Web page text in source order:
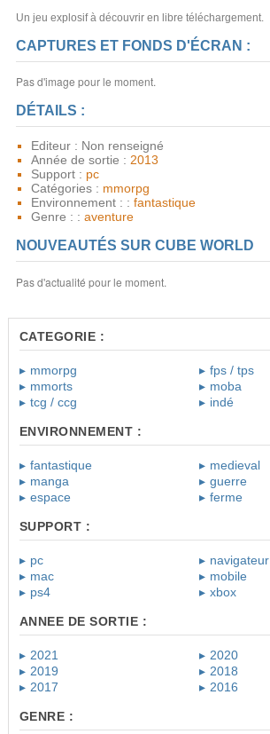
Un jeu explosif à découvrir en libre téléchargement.
CAPTURES ET FONDS D'ÉCRAN :
Pas d'image pour le moment.
DÉTAILS :
Editeur : Non renseigné
Année de sortie : 2013
Support : pc
Catégories : mmorpg
Environnement : : fantastique
Genre : : aventure
NOUVEAUTÉS SUR CUBE WORLD
Pas d'actualité pour le moment.
CATEGORIE :
mmorpg
fps / tps
mmorts
moba
tcg / ccg
indé
ENVIRONNEMENT :
fantastique
medieval
manga
guerre
espace
ferme
SUPPORT :
pc
navigateur
mac
mobile
ps4
xbox
ANNEE DE SORTIE :
2021
2020
2019
2018
2017
2016
GENRE :